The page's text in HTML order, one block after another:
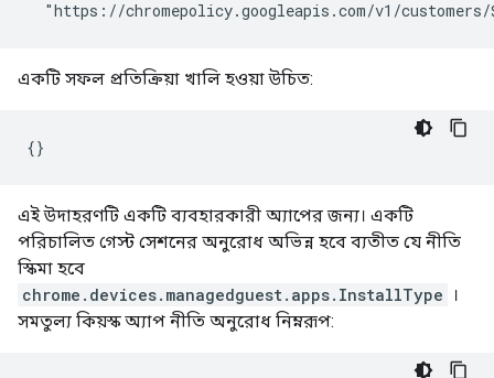
একটি সফল প্রতিক্রিয়া খালি হওয়া উচিত:
এই উদাহরণটি একটি ব্যবহারকারী অ্যাপের জন্য। একটি
পরিচালিত গেস্ট সেশনের অনুরোধ অভিন্ন হবে ব্যতীত যে নীতি
স্কিমা হবে
chrome.devices.managedguest.apps.InstallType
।
সমতুল্য কিয়স্ক অ্যাপ নীতি অনুরোধ নিম্নরূপ: